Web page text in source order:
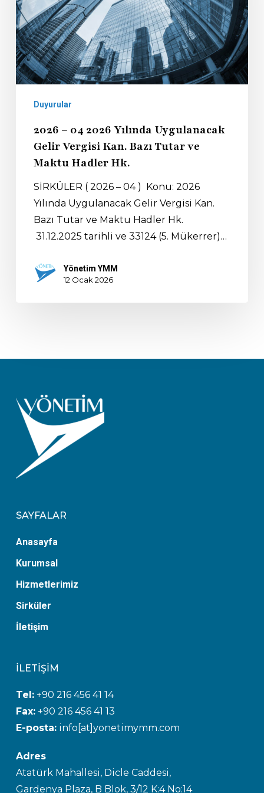
Duyurular
2026 – 04 2026 Yılında Uygulanacak
Gelir Vergisi Kan. Bazı Tutar ve
Maktu Hadler Hk.
SİRKÜLER ( 2026 – 04 ) Konu: 2026
Yılında Uygulanacak Gelir Vergisi Kan.
Bazı Tutar ve Maktu Hadler Hk.
31.12.2025 tarihli ve 33124 (5. Mükerrer)…
Yönetim YMM
12 Ocak 2026
SAYFALAR
Anasayfa
Kurumsal
Hizmetlerimiz
Sirküler
İletişim
İLETİŞİM
Tel: +90 216 456 41 14
Fax:+90 216 456 41 13
E-posta:info[at]yonetimymm.com
Adres
Atatürk Mahallesi, Dicle Caddesi,
Gardenya Plaza, B Blok, 3/12 K:4 No:14